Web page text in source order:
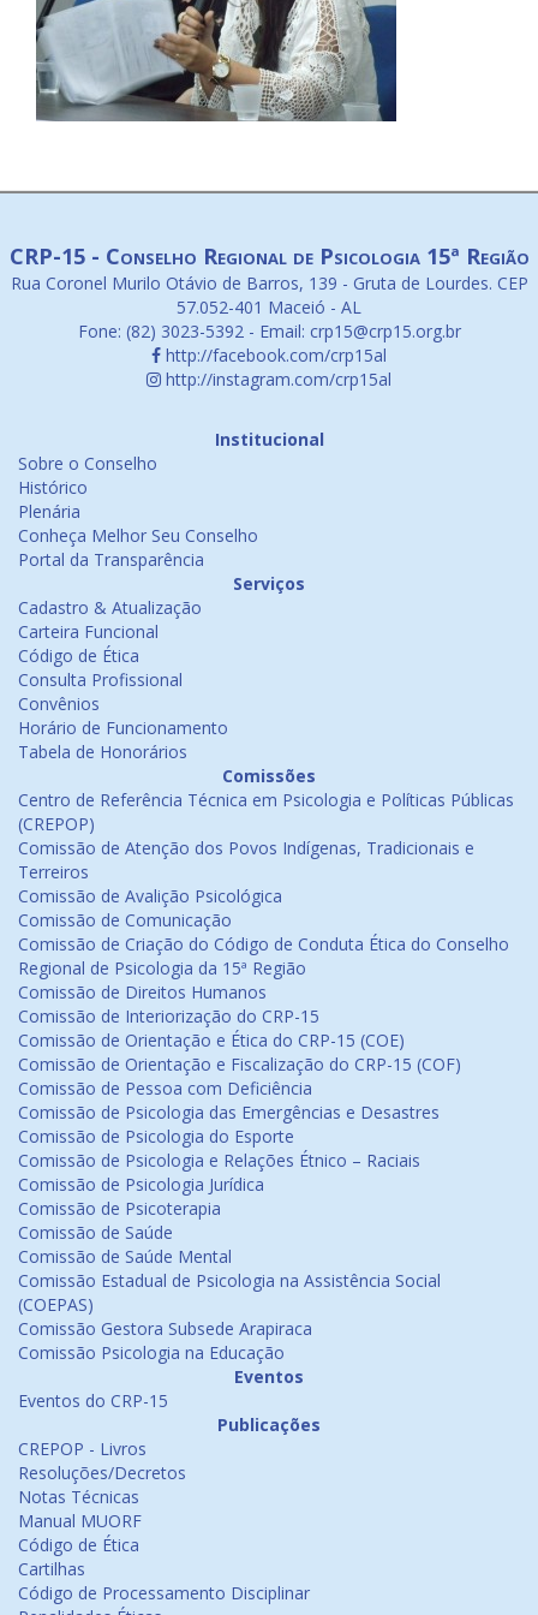
CRP-15 - Conselho Regional de Psicologia 15ª Região
Rua Coronel Murilo Otávio de Barros, 139 - Gruta de Lourdes. CEP
57.052-401 Maceió - AL
Fone: (82) 3023-5392 - Email: crp15@crp15.org.br
http://facebook.com/crp15al
http://instagram.com/crp15al
Institucional
Sobre o Conselho
Histórico
Plenária
Conheça Melhor Seu Conselho
Portal da Transparência
Serviços
Cadastro & Atualização
Carteira Funcional
Código de Ética
Consulta Profissional
Convênios
Horário de Funcionamento
Tabela de Honorários
Comissões
Centro de Referência Técnica em Psicologia e Políticas Públicas
(CREPOP)
Comissão de Atenção dos Povos Indígenas, Tradicionais e
Terreiros
Comissão de Avalição Psicológica
Comissão de Comunicação
Comissão de Criação do Código de Conduta Ética do Conselho
Regional de Psicologia da 15ª Região
Comissão de Direitos Humanos
Comissão de Interiorização do CRP-15
Comissão de Orientação e Ética do CRP-15 (COE)
Comissão de Orientação e Fiscalização do CRP-15 (COF)
Comissão de Pessoa com Deficiência
Comissão de Psicologia das Emergências e Desastres
Comissão de Psicologia do Esporte
Comissão de Psicologia e Relações Étnico – Raciais
Comissão de Psicologia Jurídica
Comissão de Psicoterapia
Comissão de Saúde
Comissão de Saúde Mental
Comissão Estadual de Psicologia na Assistência Social
(COEPAS)
Comissão Gestora Subsede Arapiraca
Comissão Psicologia na Educação
Eventos
Eventos do CRP-15
Publicações
CREPOP - Livros
Resoluções/Decretos
Notas Técnicas
Manual MUORF
Código de Ética
Cartilhas
Código de Processamento Disciplinar